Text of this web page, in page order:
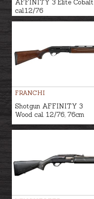
AFFINITY 3 Elite Cobalt
cal.12/76
FRANCHI
Shotgun AFFINITY 3
Wood cal. 12/76, 76cm